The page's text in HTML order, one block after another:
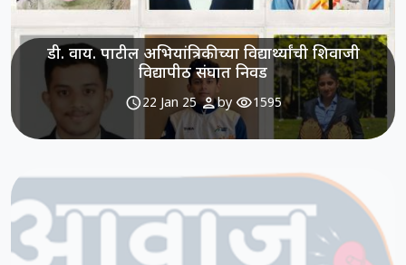
डी. वाय. पाटील अभियांत्रिकीच्या विद्यार्थ्यांची शिवाजी
विद्यापीठ संघात निवड
schedule22 Jan 25 personby visibility1595